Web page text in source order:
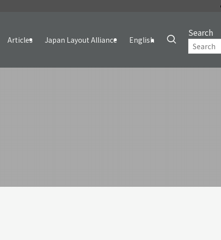
Articles Japan Layout Alliance English
Search